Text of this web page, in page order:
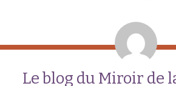
Le blog du Miroir de